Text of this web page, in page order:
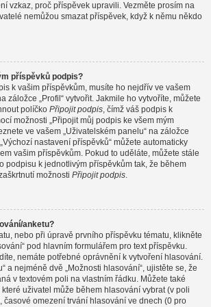
vzkaz, proč příspěvek upravili. Vezměte prosím na
nemůžou smazat příspěvek, když k němu někdo
příspěvků podpis?
k vašim příspěvkům, musíte ho nejdřív ve vašem
záložce „Profil“ vytvořit. Jakmile ho vytvoříte, můžete
políčko Připojit podpis, čímž váš podpis k
možnosti „Připojit můj podpis ke všem mým
ve vašem „Uživatelském panelu“ na záložce
nastavení příspěvků“ můžete automaticky
vašim příspěvkům. Pokud to uděláte, můžete stále
podpisu k jednotlivým příspěvkům tak, že během
možnosti Připojit podpis.
anketu?
nebo při úpravě prvního příspěvku tématu, klikněte
pod hlavním formulářem pro text příspěvku.
nemáte potřebné oprávnění k vytvoření hlasování.
a nejméně dvě „Možnosti hlasování“, ujistěte se, že
v textovém poli na vlastním řádku. Můžete také
uživatel může během hlasování vybrat (v poli
časové omezení trvání hlasování ve dnech (0 pro